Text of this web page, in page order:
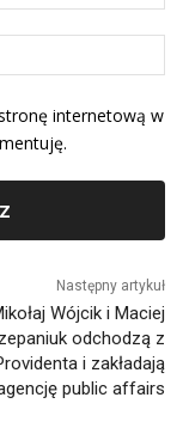
internetową w
Następny artykuł
Wójcik i Maciej
odchodzą z
i zakładają
public affairs